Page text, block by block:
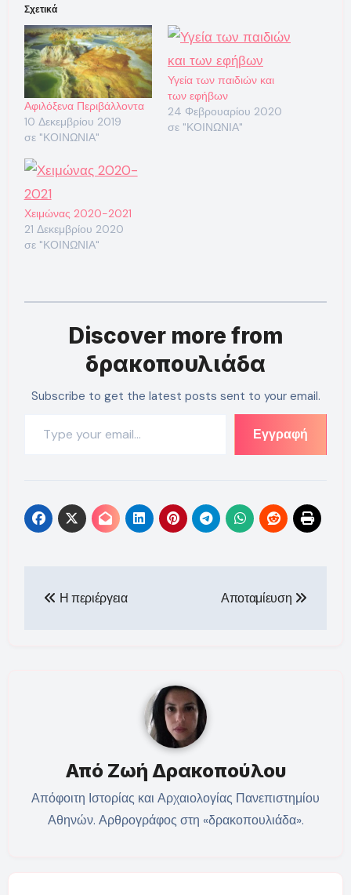
Σχετικά
Αφιλόξενα Περιβάλλοντα
10 Δεκεμβρίου 2019
σε "ΚΟΙΝΩΝΙΑ"
Υγεία των παιδιών και
των εφήβων
24 Φεβρουαρίου 2020
σε "ΚΟΙΝΩΝΙΑ"
Χειμώνας 2020-2021
21 Δεκεμβρίου 2020
σε "ΚΟΙΝΩΝΙΑ"
Discover more from
δρακοπουλιάδα
Subscribe to get the latest posts sent to your email.
Εγγραφή
άρθρων
Η περιέργεια Αποταμίευση
Από Ζωή Δρακοπούλου
Απόφοιτη Ιστορίας και Αρχαιολογίας Πανεπιστημίου
Αθηνών. Αρθρογράφος στη «δρακοπουλιάδα».